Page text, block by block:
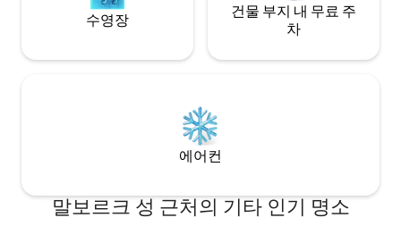
수영장
건물 부지 내 무료 주
차
에어컨
말보르크 성 근처의 기타 인기 명소